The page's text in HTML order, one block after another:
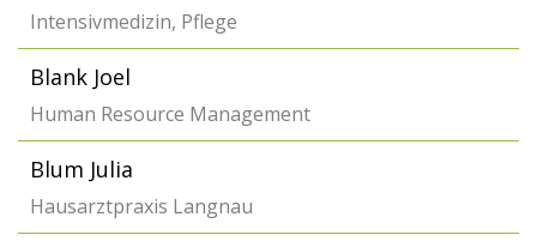
Intensivmedizin, Pflege
Blank Joel
Human Resource Management
Blum Julia
Hausarztpraxis Langnau